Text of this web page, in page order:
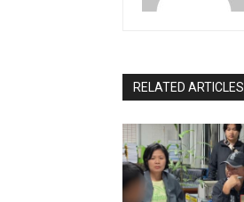
RELATED ARTICLES